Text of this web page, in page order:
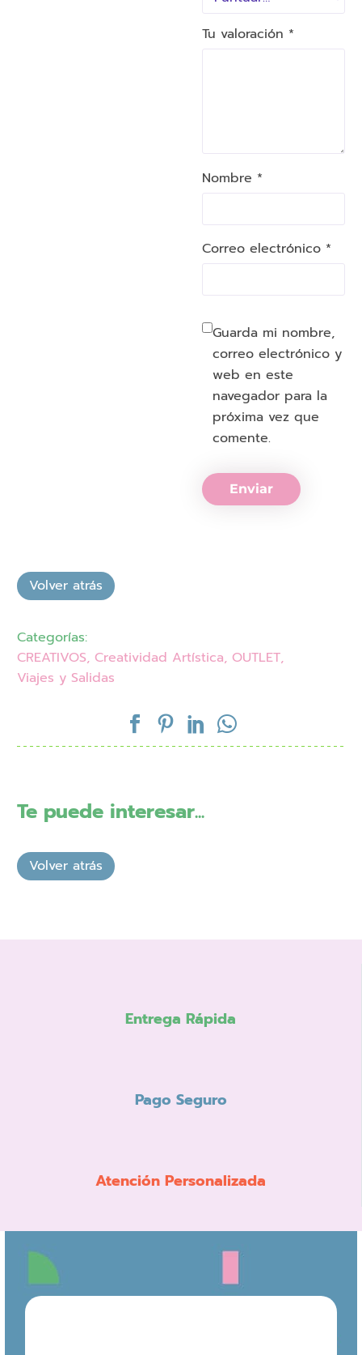
Tu valoración *
Nombre *
Correo electrónico *
Guarda mi nombre,
correo electrónico y
web en este
navegador para la
próxima vez que
comente.
Enviar
Categorías:
CREATIVOS, Creatividad Artística, OUTLET,
Viajes y Salidas
Te puede interesar...
Entrega Rápida
Pago Seguro
Atención Personalizada